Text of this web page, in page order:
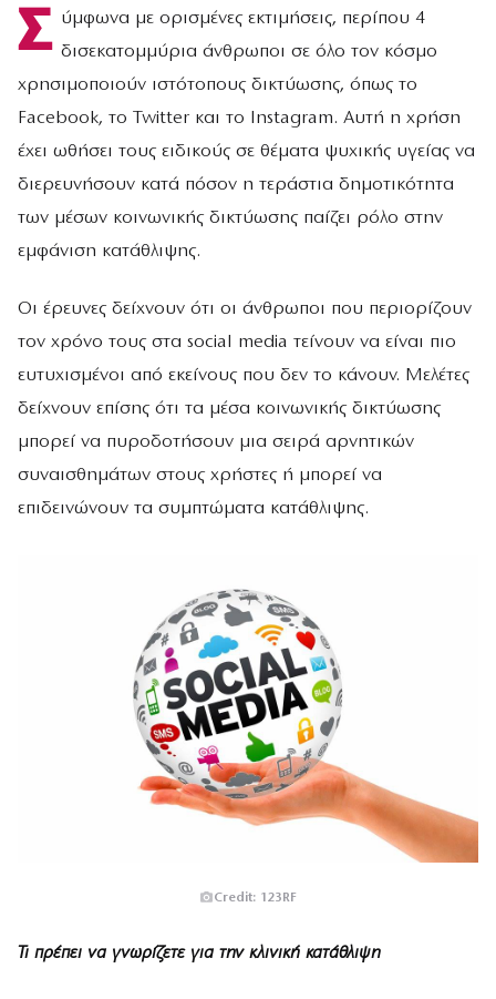
Σ ύμφωνα με ορισμένες εκτιμήσεις, περίπου 4
δισεκατομμύρια άνθρωποι σε όλο τον κόσμο
χρησιμοποιούν ιστότοπους δικτύωσης, όπως το
Facebook, το Twitter και το Instagram. Αυτή η χρήση
έχει ωθήσει τους ειδικούς σε θέματα ψυχικής υγείας να
διερευνήσουν κατά πόσον η τεράστια δημοτικότητα
των μέσων κοινωνικής δικτύωσης παίζει ρόλο στην
εμφάνιση κατάθλιψης.
Οι έρευνες δείχνουν ότι οι άνθρωποι που περιορίζουν
τον χρόνο τους στα social media τείνουν να είναι πιο
ευτυχισμένοι από εκείνους που δεν το κάνουν. Μελέτες
δείχνουν επίσης ότι τα μέσα κοινωνικής δικτύωσης
μπορεί να πυροδοτήσουν μια σειρά αρνητικών
συναισθημάτων στους χρήστες ή μπορεί να
επιδεινώνουν τα συμπτώματα κατάθλιψης.
Credit: 123RF
Τι πρέπει να γνωρίζετε για την κλινική κατάθλιψη